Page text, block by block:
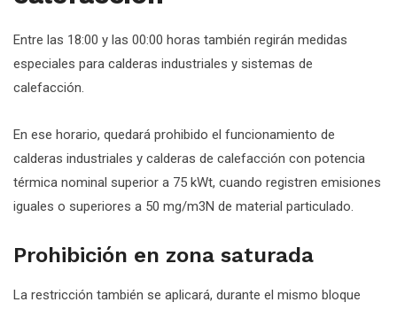
Entre las 18:00 y las 00:00 horas también regirán medidas
especiales para calderas industriales y sistemas de
calefacción.
En ese horario, quedará prohibido el funcionamiento de
calderas industriales y calderas de calefacción con potencia
térmica nominal superior a 75 kWt, cuando registren emisiones
iguales o superiores a 50 mg/m3N de material particulado.
Prohibición en zona saturada
La restricción también se aplicará, durante el mismo bloque